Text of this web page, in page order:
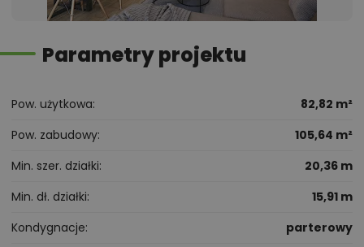
Parametry projektu
Pow. użytkowa
82,82 m²
Pow. zabudowy
105,64 m²
Min. szer. działki
20,36 m
Min. dł. działki
15,91 m
Kondygnacje
parterowy